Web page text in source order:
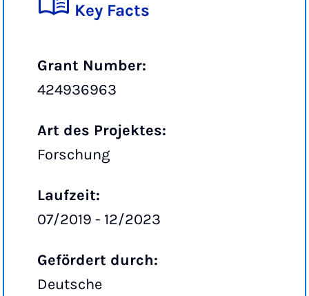
Key Facts
Grant Number:
424936963
Art des Projektes:
Forschung
Laufzeit:
07/2019 - 12/2023
Gefördert durch:
Deutsche